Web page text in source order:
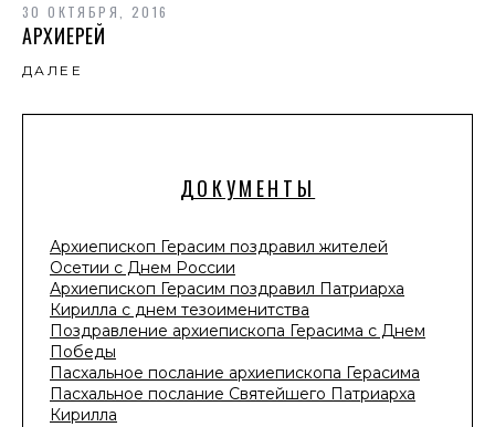
ДОКУМЕНТЫ
Архиепископ Герасим поздравил жителей
Осетии с Днем России
Архиепископ Герасим поздравил Патриарха
Кирилла с днем тезоименитства
Поздравление архиепископа Герасима с Днем
Победы
Пасхальное послание архиепископа Герасима
Пасхальное послание Святейшего Патриарха
Кирилла
30 ОКТЯБРЯ, 2016
АРХИЕРЕЙ
ДАЛЕЕ